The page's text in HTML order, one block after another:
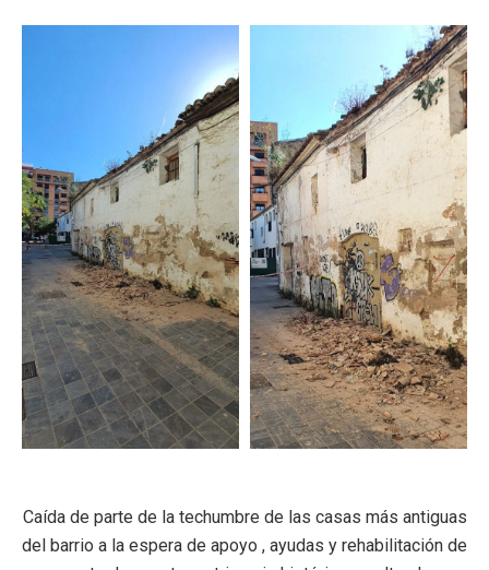
Caída de parte de la techumbre de las casas más antiguas
del barrio a la espera de apoyo , ayudas y rehabilitación de